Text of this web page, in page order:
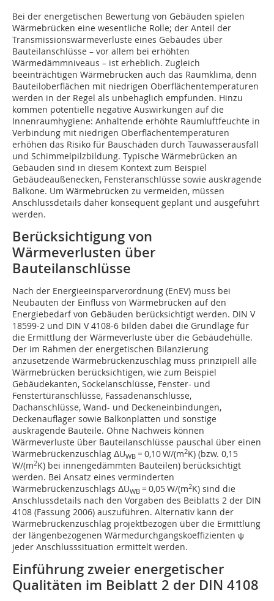
Bei der energetischen Bewertung von Gebäuden spielen
Wärmebrücken eine wesentliche Rolle; der Anteil der
Transmissionswärmeverluste eines Gebäudes über
Bauteilanschlüsse – vor allem bei erhöhten
Wärmedämmniveaus – ist erheblich. Zugleich
beeinträchtigen Wärmebrücken auch das Raumklima, denn
Bauteiloberflächen mit niedrigen Oberflächentemperaturen
werden in der Regel als unbehaglich empfunden. Hinzu
kommen potentielle negative Auswirkungen auf die
Innenraumhygiene: Anhaltende erhöhte Raumluftfeuchte in
Verbindung mit niedrigen Oberflächentemperaturen
erhöhen das Risiko für Bauschäden durch Tauwasserausfall
und Schimmelpilzbildung. Typische Wärmebrücken an
Gebäuden sind in diesem Kontext zum Beispiel
Gebäudeaußenecken, Fensteranschlüsse sowie auskragende
Balkone. Um Wärmebrücken zu vermeiden, müssen
Anschlussdetails daher konsequent geplant und ausgeführt
werden.
Berücksichtigung von
Wärmeverlusten über
Bauteilanschlüsse
Nach der Energieeinsparverordnung (EnEV) muss bei
Neubauten der Einfluss von Wärmebrücken auf den
Energiebedarf von Gebäuden berücksichtigt werden. DIN V
18599-2 und DIN V 4108-6 bilden dabei die Grundlage für
die Ermittlung der Wärmeverluste über die Gebäudehülle.
Der im Rahmen der energetischen Bilanzierung
anzusetzende Wärmebrückenzuschlag muss prinzipiell alle
Wärmebrücken berücksichtigen, wie zum Beispiel
Gebäudekanten, Sockelanschlüsse, Fenster- und
Fenstertüranschlüsse, Fassadenanschlüsse,
Dachanschlüsse, Wand- und Deckeneinbindungen,
Deckenauflager sowie Balkonplatten und sonstige
auskragende Bauteile. Ohne Nachweis können
Wärmeverluste über Bauteilanschlüsse pauschal über einen
Wärmebrückenzuschlag ΔUWB = 0,10 W/(m2K) (bzw. 0,15
W/(m2K) bei innengedämmten Bauteilen) berücksichtigt
werden. Bei Ansatz eines verminderten
Wärmebrückenzuschlags ΔUWB = 0,05 W/(m2K) sind die
Anschlussdetails nach den Vorgaben des Beiblatts 2 der DIN
4108 (Fassung 2006) auszuführen. Alternativ kann der
Wärmebrückenzuschlag projektbezogen über die Ermittlung
der längenbezogenen Wärmedurchgangskoeffizienten ψ
jeder Anschlusssituation ermittelt werden.
Einführung zweier energetischer
Qualitäten im Beiblatt 2 der DIN 4108